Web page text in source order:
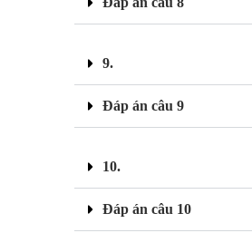
9.
Đáp án câu 9
10.
Đáp án câu 10